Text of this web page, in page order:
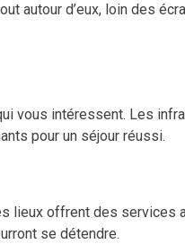
autour d’eux, loin des
vous intéressent. Les
pour un séjour réussi.
lieux offrent des services
se détendre.